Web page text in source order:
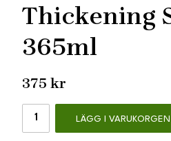
Thickening
365ml
375 kr
LÄGG I VARUKORGEN